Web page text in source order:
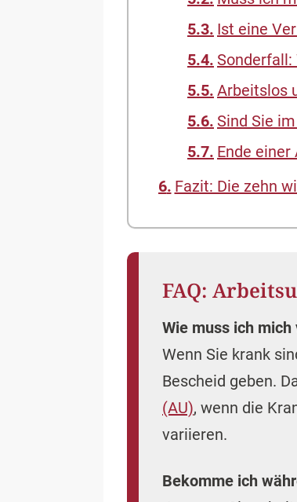
Ist eine
Arbeitslos
Sind Sie
Ende
Fazit: Die zehn
FAQ:
Wie muss ich
Wenn Sie krank
Bescheid geben.
(AU), wenn die
variieren.
Bekomme ich